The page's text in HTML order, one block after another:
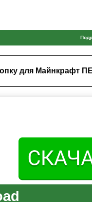
одной из
различные
самые усердные из
дополнении имеется.
А сам стиль
для Майнкрафт ПЕ